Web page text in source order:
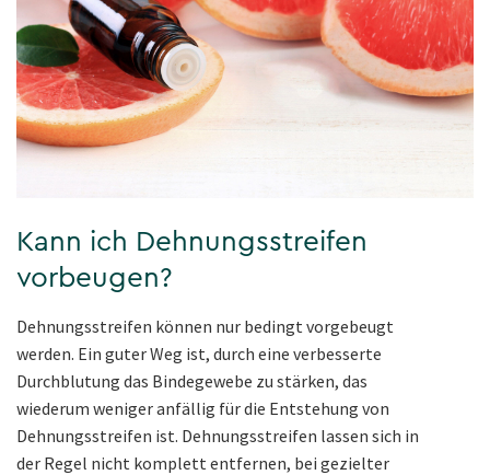
Kann ich Dehnungsstreifen
vorbeugen?
Dehnungsstreifen können nur bedingt vorgebeugt
werden. Ein guter Weg ist, durch eine verbesserte
Durchblutung das Bindegewebe zu stärken, das
wiederum weniger anfällig für die Entstehung von
Dehnungsstreifen ist. Dehnungsstreifen lassen sich in
der Regel nicht komplett entfernen, bei gezielter